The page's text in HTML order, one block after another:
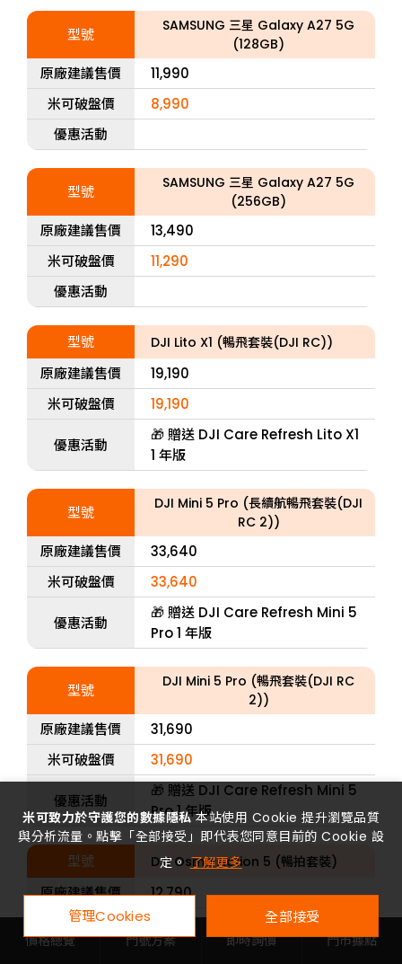
型號
SAMSUNG 三星 Galaxy A27 5G
(128GB)
原廠建議售價
11,990
米可破盤價
8,990
優惠活動
型號
SAMSUNG 三星 Galaxy A27 5G
(256GB)
原廠建議售價
13,490
米可破盤價
11,290
優惠活動
型號 DJI Lito X1 (暢飛套裝(DJI RC))
原廠建議售價
19,190
米可破盤價
19,190
優惠活動
🎁 贈送 DJI Care Refresh Lito X1
1 年版
型號
DJI Mini 5 Pro (長續航暢飛套裝(DJI
RC 2))
原廠建議售價
33,640
米可破盤價
33,640
優惠活動
🎁 贈送 DJI Care Refresh Mini 5
Pro 1 年版
型號
DJI Mini 5 Pro (暢飛套裝(DJI RC
2))
原廠建議售價
31,690
米可破盤價
31,690
優惠活動
🎁 贈送 DJI Care Refresh Mini 5
Pro 1 年版
型號 DJI Osmo Action 5 (暢拍套裝)
原廠建議售價
12,790
米可破盤價
價格總覽 門號方案 即時詢價 門市據點
米可致力於守護您的數據隱私本站使用 Cookie 提升瀏覽品質
與分析流量。點擊「全部接受」即代表您同意目前的 Cookie 設
定。了解更多
管理Cookies 全部接受